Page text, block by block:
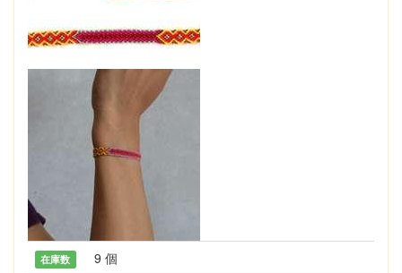
在庫数 9 個